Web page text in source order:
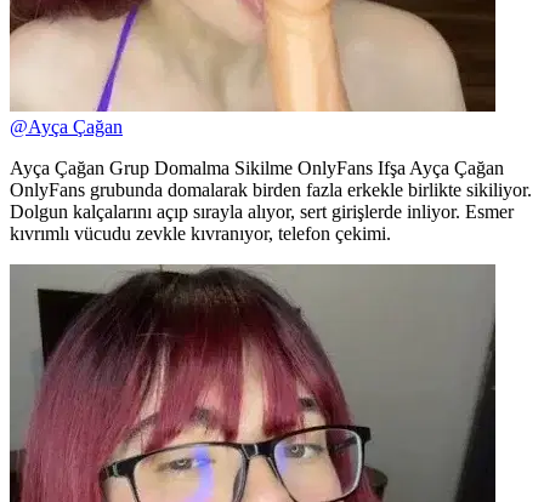
@Ayça Çağan
Ayça Çağan Grup Domalma Sikilme OnlyFans Ifşa Ayça Çağan
OnlyFans grubunda domalarak birden fazla erkekle birlikte sikiliyor.
Dolgun kalçalarını açıp sırayla alıyor, sert girişlerde inliyor. Esmer
kıvrımlı vücudu zevkle kıvranıyor, telefon çekimi.